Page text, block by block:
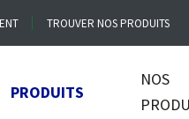
TROUVER NOS PRODUITS
PRODUITS
NOS